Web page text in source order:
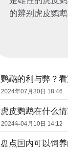
的辨别虎皮鹦鹉
鹦鹉的利与弊？
2024年07月30日 18:46
虎皮鹦鹉在什么
2024年04月10日 14:12
盘点国内可以饲